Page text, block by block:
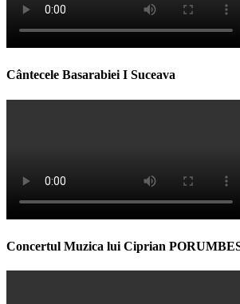
Cântecele Basarabiei I Suceava
Concertul Muzica lui Ciprian